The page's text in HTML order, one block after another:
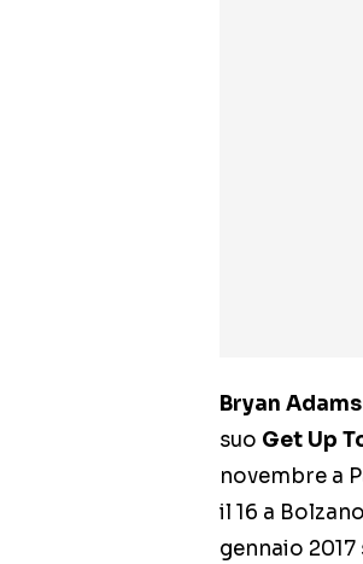
Bryan Adams
suo Get Up
novembre a
il 16 a
gennaio